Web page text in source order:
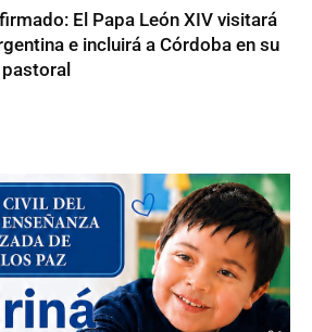
El Papa León XIV visitará
e incluirá a Córdoba en su